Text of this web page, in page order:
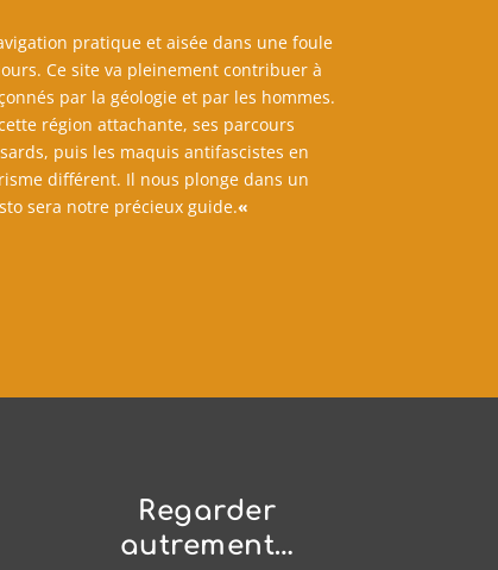
pratique et aisée dans une foule
Ce site va pleinement contribuer à
par la géologie et par les hommes.
région attachante, ses parcours
puis les maquis antifascistes en
différent. Il nous plonge dans un
sera notre précieux guide.«
Regarder
autrement…